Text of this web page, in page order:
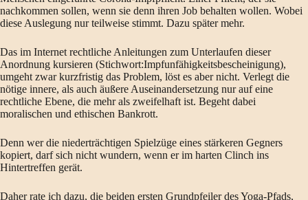
nachkommen sollen, wenn sie denn ihren Job behalten wollen. Wobei
diese Auslegung nur teilweise stimmt. Dazu später mehr.
Das im Internet rechtliche Anleitungen zum Unterlaufen dieser
Anordnung kursieren (Stichwort:Impfunfähigkeitsbescheinigung),
umgeht zwar kurzfristig das Problem, löst es aber nicht. Verlegt die
nötige innere, als auch äußere Auseinandersetzung nur auf eine
rechtliche Ebene, die mehr als zweifelhaft ist. Begeht dabei
moralischen und ethischen Bankrott.
Denn wer die niederträchtigen Spielzüge eines stärkeren Gegners
kopiert, darf sich nicht wundern, wenn er im harten Clinch ins
Hintertreffen gerät.
Daher rate ich dazu, die beiden ersten Grundpfeiler des Yoga-Pfads,